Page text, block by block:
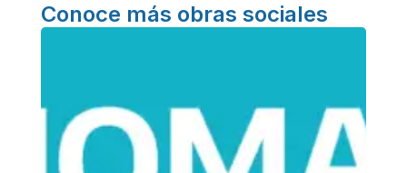
Conoce más obras sociales